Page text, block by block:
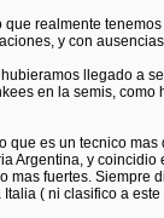
que realmente
y con
llegado a
en la semis, como
que es un tecnico
Argentina, y
mas fuertes. Siempre
( ni clasifico a